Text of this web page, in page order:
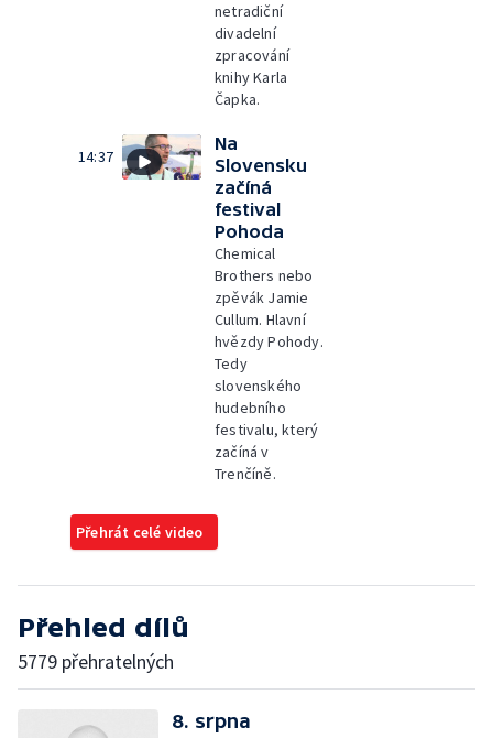
netradiční
divadelní
zpracování
knihy Karla
Čapka.
14:37
Na
Slovensku
začíná
festival
Pohoda
Chemical
Brothers nebo
zpěvák Jamie
Cullum. Hlavní
hvězdy Pohody.
Tedy
slovenského
hudebního
festivalu, který
začíná v
Trenčíně.
Přehrát celé video
Přehled dílů
5779 přehratelných
8. srpna